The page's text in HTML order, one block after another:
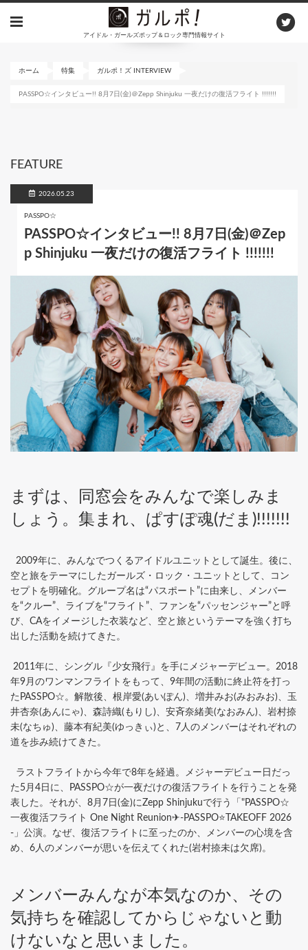
アイドル・ガールズポップ＆ロック専門情報サイト
ホーム 特集 ガルポ！ズ INTERVIEW
PASSPO☆インタビュー!! 8月7日(金)＠Zepp Shinjuku 一夜だけの復活フライト !!!!!!!
FEATURE
2026.05.23
PASSPO☆
PASSPO☆インタビュー!! 8月7日(金)＠Zep
p Shinjuku 一夜だけの復活フライト !!!!!!!
まずは、同窓会をみんなで楽しみま
しょう。集まれ、ぱすぽ魂(だま)!!!!!!!
2009年に、みんなでつくるアイドルユニットとして誕生。後に、
空と旅をテーマにしたガールズ・ロック・ユニットとして、コン
セプトを明確化。グループ名は“パスポート”に由来し、メンバー
を“クルー”、ライブを“フライト”、ファンを“パッセンジャー”と呼
び、CAをイメージした衣装など、空と旅というテーマを強く打ち
出した活動を続けてきた。
2011年に、シングル『少女飛行』を手にメジャーデビュー。2018
年9月のワンマンフライトをもって、9年間の活動に終止符を打っ
たPASSPO☆。解散後、根岸愛(あいぽん)、増井みお(みおみお)、玉
井杏奈(あんにゃ)、森詩織(もりし)、安斉奈緒美(なおみん)、岩村捺
未(なちゅ)、藤本有紀美(ゆっきぃ)と、7人のメンバーはそれぞれの
道を歩み続けてきた。
ラストフライトから今年で8年を経過。メジャーデビュー日だっ
た5月4日に、PASSPO☆が一夜だけの復活フライトを行うことを発
表した。それが、8月7日(金)にZepp Shinjukuで行う「"PASSPO☆
一夜復活フライト One Night Reunion✈-PASSPO⭐TAKEOFF 2026
-」公演。なぜ、復活フライトに至ったのか、メンバーの心境を含
め、6人のメンバーが思いを伝えてくれた(岩村捺未は欠席)。
メンバーみんなが本気なのか、その
気持ちを確認してからじゃないと動
けないなと思いました。